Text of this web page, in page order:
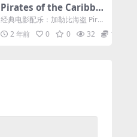
Pirates of the Caribbe
an Soundtrack 加勒比海
盗配乐工程文件
经典电影配乐：加勒比海盗 Pirat
es of the Caribbean So...
2 年前 0 0 32 1